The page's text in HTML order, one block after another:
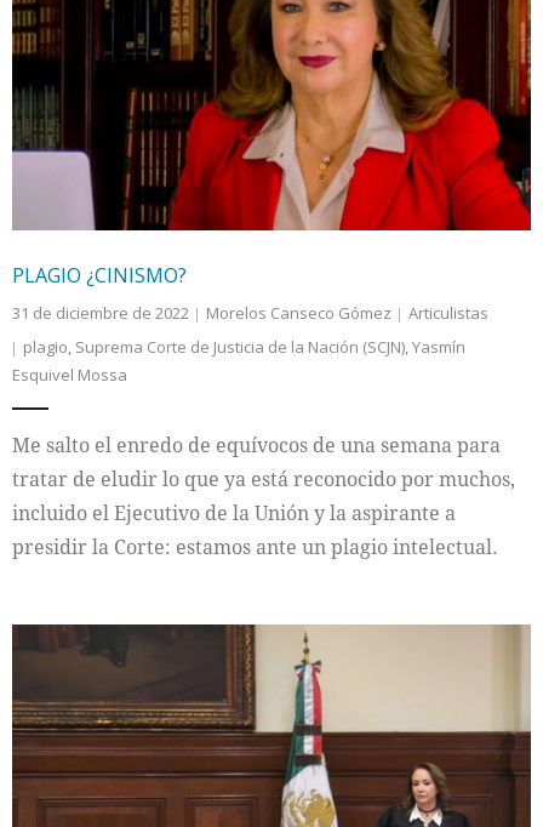
PLAGIO ¿CINISMO?
31 de diciembre de 2022 Morelos Canseco Gómez
Articulistas
plagio Suprema Corte de Justicia de la Nación (SCJN) Yasmín
Esquivel Mossa
Me salto el enredo de equívocos de una semana para
tratar de eludir lo que ya está reconocido por muchos,
incluido el Ejecutivo de la Unión y la aspirante a
presidir la Corte: estamos ante un plagio intelectual.